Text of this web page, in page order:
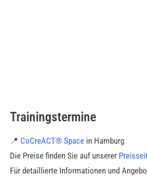
Trainingstermine
📍 CoCreACT® Space in Hamburg
Die Preise finden Sie auf unserer
Für detaillierte Informationen und